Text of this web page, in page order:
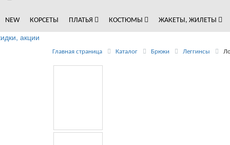
NEW КОРСЕТЫ ПЛАТЬЯ КОСТЮМЫ ЖАКЕТЫ, ЖИЛЕТЫ
акции
Главная страница Каталог Брюки Леггинсы